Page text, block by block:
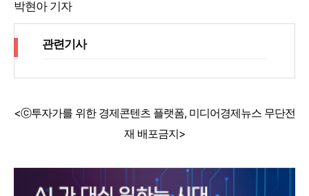
박현아 기자
관련기사
<ⓒ투자가를 위한 경제콘텐츠 플랫폼, 미디어경제뉴스 무단전
재 배포금지>